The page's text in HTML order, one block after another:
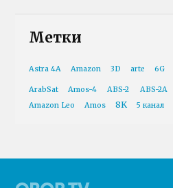
Метки
Astra 4A Amazon 3D arte 6G
ArabSat Amos-4 ABS-2 ABS-2A
Amazon Leo Amos 8K 5 канал